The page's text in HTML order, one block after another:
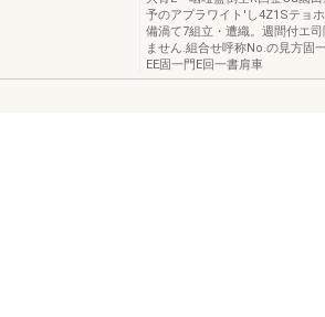
予のアプラワイト'し4Z1Sテョ
備渦て7組立・遭織。週間付エ
ません.組合せ呼称No.の見方固
EE固一門E回一書肩車